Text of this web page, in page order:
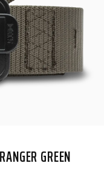
GREEN